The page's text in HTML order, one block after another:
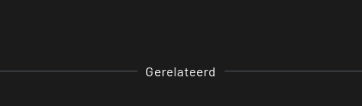
Gerelateerd